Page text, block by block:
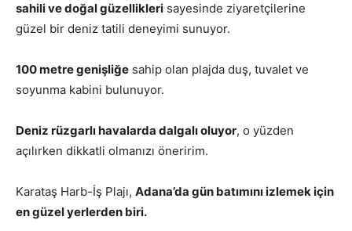
sahili ve doğal güzellikleri sayesinde ziyaretçilerine
güzel bir deniz tatili deneyimi sunuyor.
100 metre genişliğe sahip olan plajda duş, tuvalet ve
soyunma kabini bulunuyor.
Deniz rüzgarlı havalarda dalgalı oluyor, o yüzden
açılırken dikkatli olmanızı öneririm.
Karataş Harb-İş Plajı, Adana’da gün batımını izlemek için
en güzel yerlerden biri.